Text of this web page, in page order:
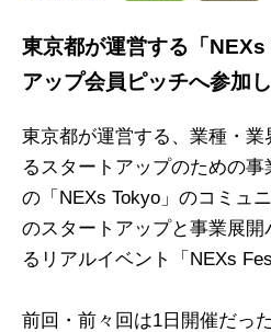
東京都が運営する「
アップ会員ピッチへ参加
東京都が運営する、業種・
るスタートアップのための
の「NEXs Tokyo」のコミュ
のスタートアップと事業展
るリアルイベント「NEXs
前回・前々回は1日開催だっ